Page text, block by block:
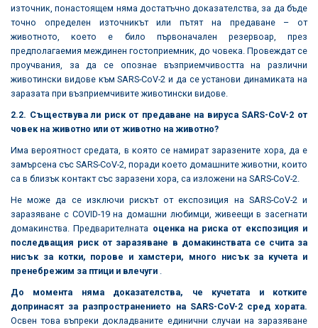
източник, понастоящем няма достатъчно доказателства, за да бъде
точно определен източникът или пътят на предаване – от
животното, което е било първоначален резервоар, през
предполагаемия междинен гостоприемник, до човека. Провеждат се
проучвания, за да се опознае възприемчивостта на различни
животински видове към SARS-CoV-2 и да се установи динамиката на
заразата при възприемчивите животински видове.
2.2. Съществува ли риск от предаване на вируса SARS-CoV-2 от
човек на животно или от животно на животно?
Има вероятност средата, в която се намират заразените хора, да е
замърсена със SARS-CoV-2, поради което домашните животни, които
са в близък контакт със заразени хора, са изложени на SARS-CoV-2.
Не може да се изключи рискът от експозиция на SARS-CoV-2 и
заразяване с COVID-19 на домашни любимци, живеещи в засегнати
домакинства. Предварителната оценка на риска от експозиция и
последващия риск от заразяване в домакинствата се счита за
нисък за котки, порове и хамстери, много нисък за кучета и
пренебрежим за птици и влечуги
До момента няма доказателства, че кучетата и котките
допринасят за разпространението на SARS-CoV-2 сред хората.
Освен това въпреки докладваните единични случаи на заразяване